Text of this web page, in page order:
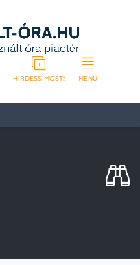
HIRDESS MOST! MENÜ